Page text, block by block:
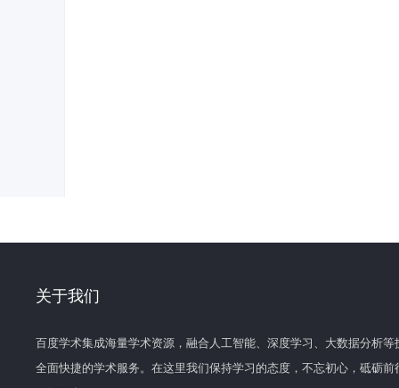
关于我们
百度学术集成海量学术资源，融合人工智能、深度学习、大数据分析
全面快捷的学术服务。在这里我们保持学习的态度，不忘初心，砥砺前